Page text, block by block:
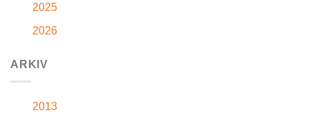
2025
2026
ARKIV
2013